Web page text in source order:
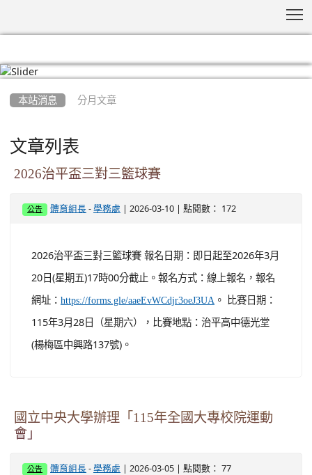
本站消息 分月文章
文章列表
2026治平盃三對三籃球賽
公告 體育組長 -學務處 | 2026-03-10 | 點閱數： 172
2026治平盃三對三籃球賽 報名日期：即日起至2026年3月
20日(星期五)17時00分截止。報名方式：線上報名，報名
網址： https://forms.gle/aaeEvWCdjr3oeJ3UA 。 比賽日期：
115年3月28日（星期六），比賽地點：治平高中德光堂
(楊梅區中興路137號)。
國立中央大學辦理「115年全國大專校院運動
會」
公告 體育組長 -學務處 | 2026-03-05 | 點閱數： 77